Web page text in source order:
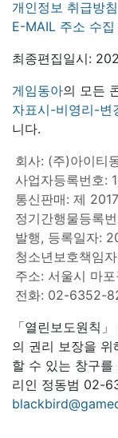
개인정보 취급방침
E-MAIL 주소 수집
최종편집일시:
게임동아의 모든
자표시-비영리-변
니다.
회사: (주)아이티
사업자등록번호:
통신판매: 제
정기간행물등록
발행, 등록일자:
청소년보호책임
주소: 서울시 마
전화: 02-6352-
「열린보도원칙
의 권리 보장을 위
할 수 있는 창구를
리인 정동범 02-